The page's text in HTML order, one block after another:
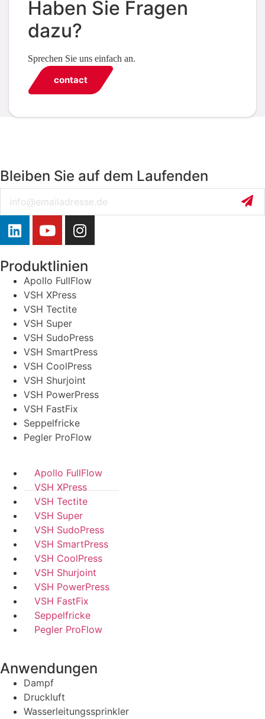
Haben Sie Fragen
dazu?
Sprechen Sie uns einfach an.
contact
Bleiben Sie auf dem Laufenden
Produktlinien
Apollo FullFlow
VSH XPress
VSH Tectite
VSH Super
VSH SudoPress
VSH SmartPress
VSH CoolPress
VSH Shurjoint
VSH PowerPress
VSH FastFix
Seppelfricke
Pegler ProFlow
Apollo FullFlow
VSH XPress
VSH Tectite
VSH Super
VSH SudoPress
VSH SmartPress
VSH CoolPress
VSH Shurjoint
VSH PowerPress
VSH FastFix
Seppelfricke
Pegler ProFlow
Anwendungen
Dampf
Druckluft
Wasserleitungssprinkler